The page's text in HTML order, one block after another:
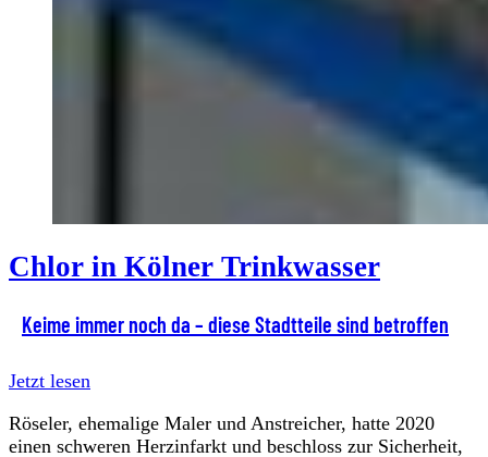
Chlor in Kölner Trinkwasser
Keime immer noch da – diese Stadtteile sind betroffen
Jetzt lesen
Röseler, ehemalige Maler und Anstreicher, hatte 2020
einen schweren Herzinfarkt und beschloss zur Sicherheit,